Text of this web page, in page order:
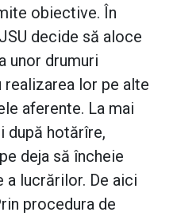
obiective. În
decide să aloce
unor drumuri
lor pe alte
aferente. La mai
după hotărîre,
deja să încheie
lucrărilor. De aici
procedura de